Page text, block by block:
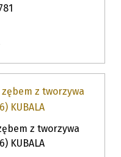
z tworzywa
KUBALA